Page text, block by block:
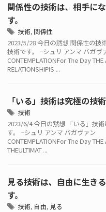
関係性の技術は、相手に
す。
技術, 関係性
2023/5/28 今日の黙想 関係性の技
技術です。 −シュリ アンマ バガヴ
CONTEMPLATIONFor The Day THE
RELATIONSHIPIS ...
「いる」技術は究極の技術
技術
2023/6/4 今日の黙想 「いる」技
す。 −シュリ アンマ バガヴァン
CONTEMPLATIONFor The Day THE
THEULTIMAT ...
見る技術は、自由に生き
す。
技術, 自由, 見る